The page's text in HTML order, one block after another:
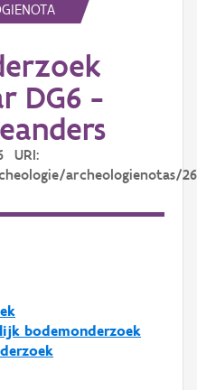
DG6 -
URI:
archeologienotas/
bodemonderzoek